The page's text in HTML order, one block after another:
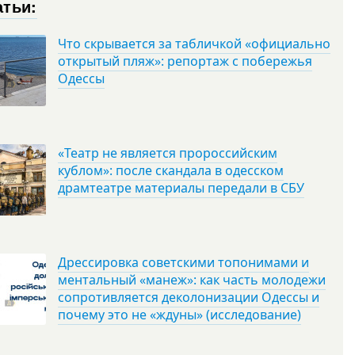
Что скрывается за табличкой «официально
открытый пляж»: репортаж с побережья
Одессы
«Театр не является пророссийским
кублом»: после скандала в одесском
драмтеатре материалы передали в СБУ
Дрессировка советскими топонимами и
ментальный «манеж»: как часть молодежи
сопротивляется деколонизации Одессы и
почему это не «ждуны» (исследование)